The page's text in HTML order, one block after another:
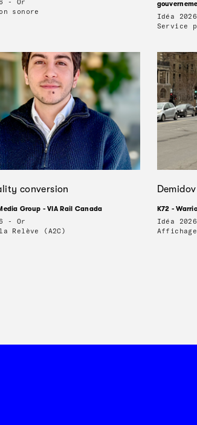
- Or
sonore
Idéa
Service
conversion
Group - VIA Rail Canada
- Or
Relève (A2C)
K72 -
Idéa